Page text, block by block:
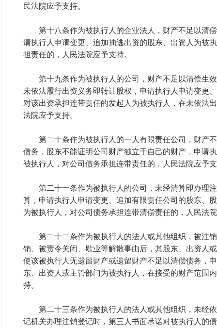
民法院应予支持。
第十八条作为被执行人的企业法人，财产不足以清偿
请执行人申请变更、追加抽逃出资的股东、出资人为被
担责任的，人民法院应予支持。
第十九条作为被执行人的公司，财产不足以清偿生效
未依法履行出资义务即转让股权，申请执行人申请变更
对该出资承担连带责任的发起人为被执行人，在未依法
法院应予支持。
第二十条作为被执行人的一人有限责任公司，财产不
债务，股东不能证明公司财产独立于自己的财产，申请
被执行人，对公司债务承担连带责任的，人民法院应予
第二十一条作为被执行人的公司，未经清算即办理注
算，申请执行人申请变更、追加有限责任公司的股东、
为被执行人，对公司债务承担连带清偿责任的，人民法
第二十二条作为被执行人的法人或其他组织，被注销
销、被责令关闭、歇业等解散事由后，其股东、出资人
使该被执行人无遗留财产或遗留财产不足以清偿债务，
东、出资人或主管部门为被执行人，在接受的财产范围
持。
第二十三条作为被执行人的法人或其他组织，未经依
记机关办理注销登记时，第三人书面承诺对被执行人的